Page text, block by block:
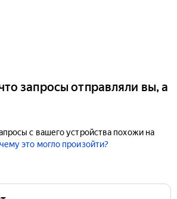
запросы отправляли вы, а
с вашего устройства похожи на
это могло произойти?